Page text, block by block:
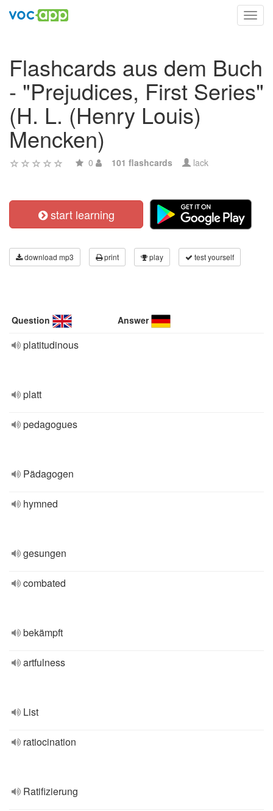
Flashcards aus dem Buch
- "Prejudices, First Series"
(H. L. (Henry Louis)
Mencken)
0 101 flashcards lack
start learning
download mp3 print play test yourself
Question Answer
platitudinous
platt
pedagogues
Pädagogen
hymned
gesungen
combated
bekämpft
artfulness
List
ratiocination
Ratifizierung